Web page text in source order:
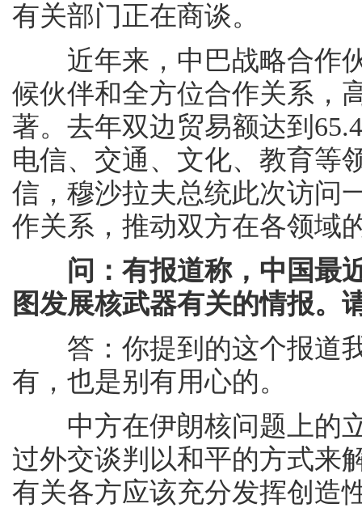
有关部门正在商谈。
近年来，中巴战略合作伙
候伙伴和全方位合作关系，
著。去年双边贸易额达到
电信、交通、文化、教育等
信，穆沙拉夫总统此次访问
作关系，推动双方在各领域
问：有报道称，中国最
图发展核武器有关的情报。
答：你提到的这个报道我
有，也是别有用心的。
中方在伊朗核问题上的立
过外交谈判以和平的方式来
有关各方应该充分发挥创造